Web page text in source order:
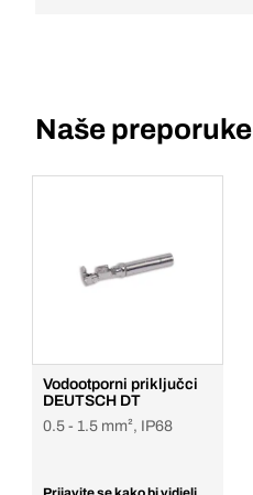
Naše preporuke
Vodootporni priključci
DEUTSCH DT
0.5 - 1.5 mm², IP68